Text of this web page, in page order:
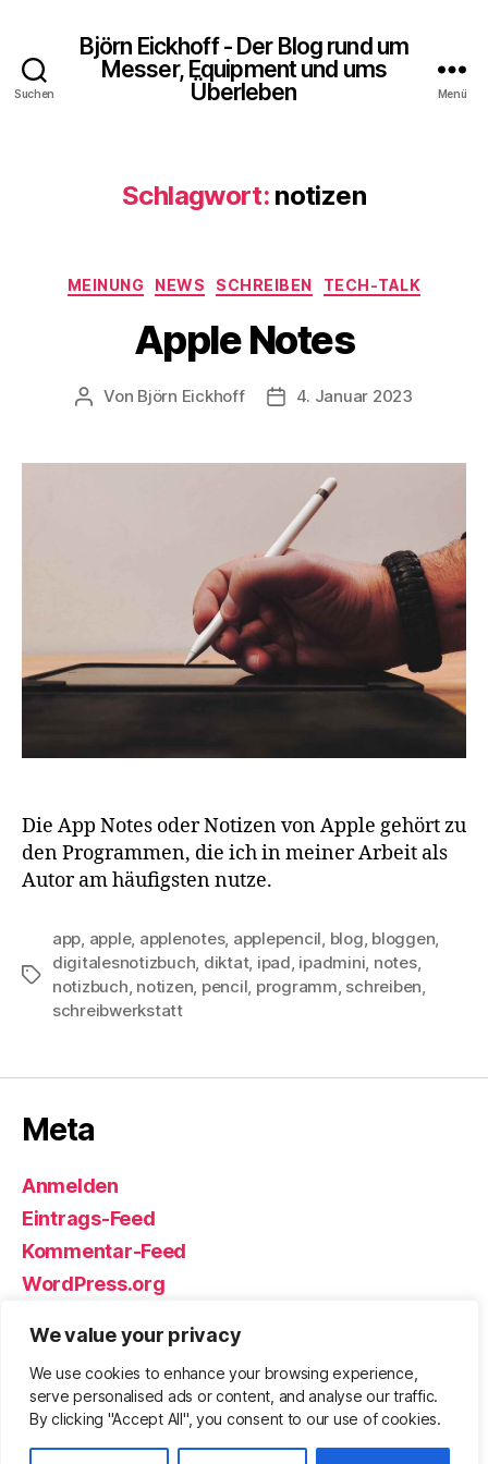
We value your privacy
We use cookies to enhance your browsing experience,
serve personalised ads or content, and analyse our traffic.
By clicking "Accept All", you consent to our use of cookies.
Suchen
Björn Eickhoff - Der Blog rund um
Messer, Equipment und ums
Überleben
Menü
Schlagwort: notizen
Kategorien
MEINUNG NEWS SCHREIBEN TECH-TALK
Apple Notes
Beitragsautor
Von Björn Eickhoff Veröffentlichungsdatum
4. Januar 2023
Die App Notes oder Notizen von Apple gehört zu
den Programmen, die ich in meiner Arbeit als
Autor am häufigsten nutze.
Schlagwörter
app, apple, applenotes, applepencil, blog, bloggen,
digitalesnotizbuch, diktat, ipad, ipadmini, notes,
notizbuch, notizen, pencil, programm, schreiben,
schreibwerkstatt
Meta
Anmelden
Eintrags-Feed
Kommentar-Feed
WordPress.org
© 2026Björn Eickhoff – Der Blog
rund um Messer, Equipment und ums
Überleben
Nach oben